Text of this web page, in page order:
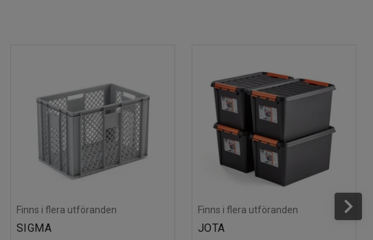
Finns i flera utföranden
SIGMA
Finns i flera utföranden
JOTA